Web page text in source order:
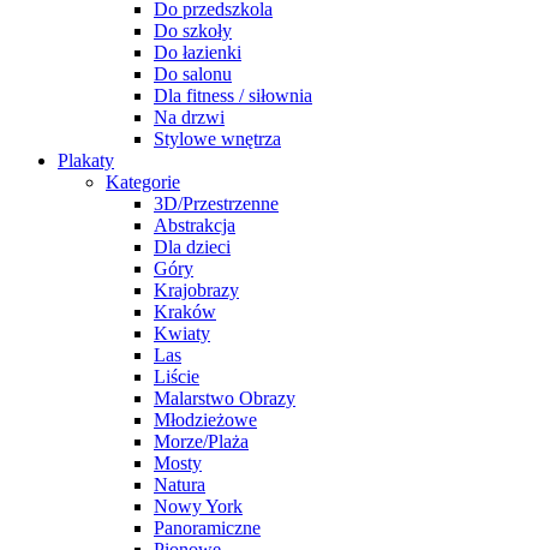
Do przedszkola
Do szkoły
Do łazienki
Do salonu
Dla fitness / siłownia
Na drzwi
Stylowe wnętrza
Plakaty
Kategorie
3D/Przestrzenne
Abstrakcja
Dla dzieci
Góry
Krajobrazy
Kraków
Kwiaty
Las
Liście
Malarstwo Obrazy
Młodzieżowe
Morze/Plaża
Mosty
Natura
Nowy York
Panoramiczne